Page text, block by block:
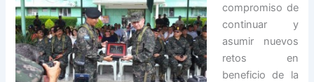
compromiso de
continuar y
asumir nuevos
retos en
beneficio de la